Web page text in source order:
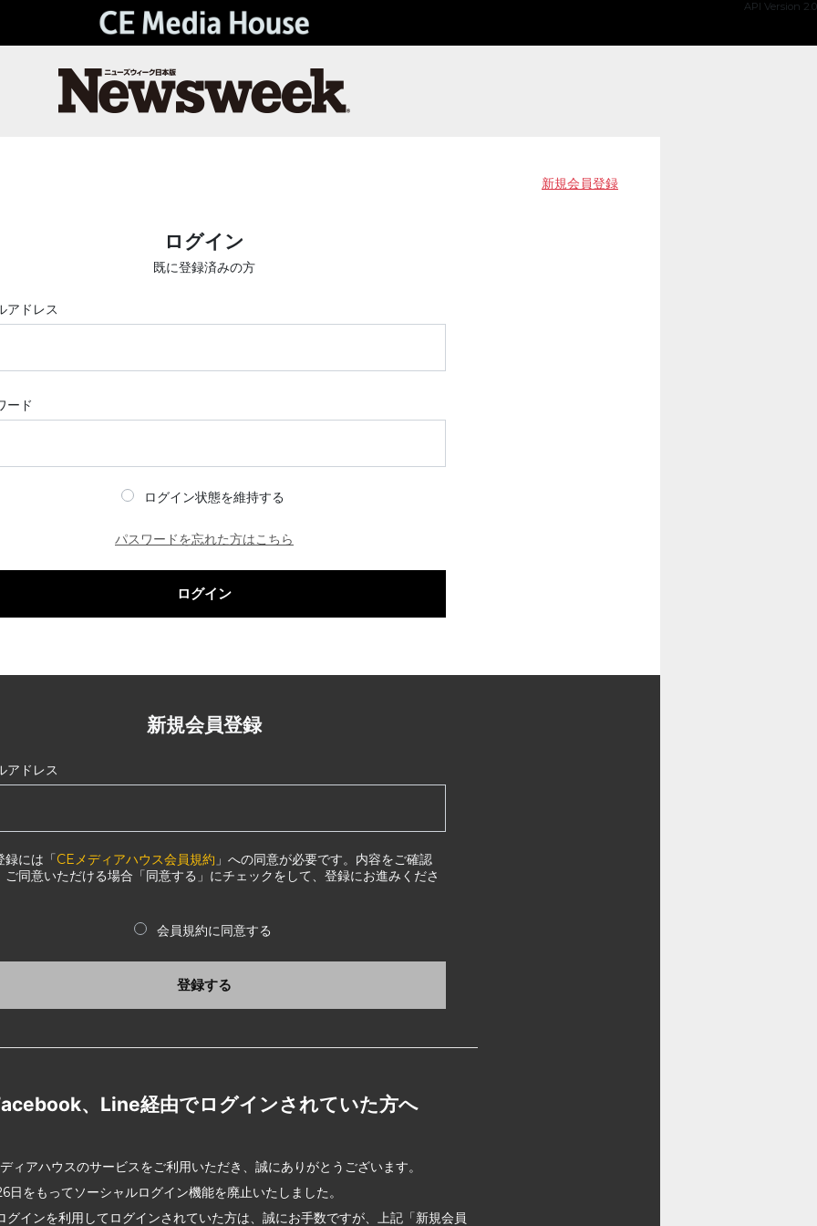
API Version 2.0
新規会員登録
ログイン
既に登録済みの方
アドレス
ード
ログイン状態を維持する
パスワードを忘れた方はこちら
ログイン
新規会員登録
アドレス
録には「CEメディアハウス会員規約 」への同意が必要です。内容をご確認
ご同意いただける場合「同意する」にチェックをして、登録にお進みくださ
会員規約に同意する
登録する
、Line経由でログインされていた方へ
ィアハウスのサービスをご利用いただき、誠にありがとうございます。
日をもってソーシャルログイン機能を廃止いたしました。
グインを利用してログインされていた方は、誠にお手数ですが、上記「新規会員